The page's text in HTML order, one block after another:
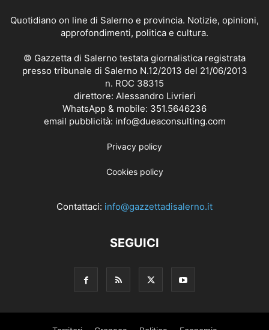
Quotidiano on line di Salerno e provincia. Notizie, opinioni,
approfondimenti, politica e cultura.
© Gazzetta di Salerno testata giornalistica registrata
presso tribunale di Salerno N.12/2013 del 21/06/2013
n. ROC 38315
direttore: Alessandro Livrieri
WhatsApp & mobile: 351.5646236
email pubblicità: info@dueaconsulting.com
Privacy policy
Cookies policy
Contattaci: info@gazzettadisalerno.it
SEGUICI